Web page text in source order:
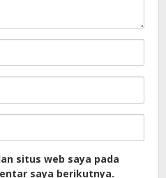
situs web saya pada
saya berikutnya.